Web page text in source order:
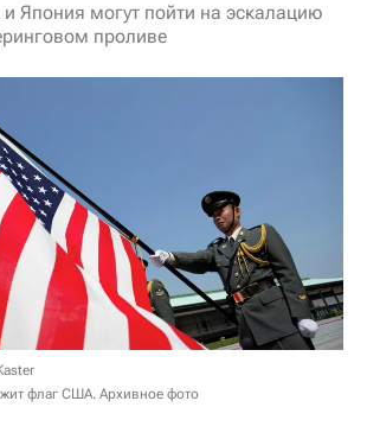
Япония могут пойти на эскалацию
проливе
флаг США. Архивное фото